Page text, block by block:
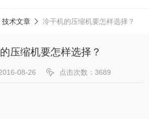
技术文章 冷干机的压缩机要怎样选择？
压缩机要怎样选择？
08-26 点击次数：3689